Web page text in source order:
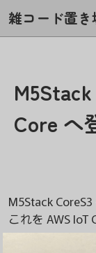
雑コード置き
M5Stack